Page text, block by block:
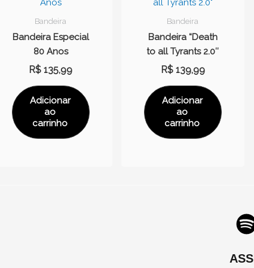
Bandeira
Bandeira Especial
80 Anos
R$ 135,99
Adicionar
ao
carrinho
Bandeira
Bandeira “Death
to all Tyrants 2.0″
R$139,99
Adicionar
ao
carrinho
p